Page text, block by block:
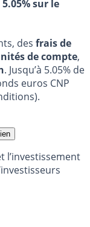
sur le
des frais de
de compte,
. Jusqu’à 5.05% de
euros CNP
l’investissement